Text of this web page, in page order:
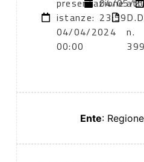
presentazione
istanze:
04/04/2024
00:00
04/05/
23:59
n.
399
Ente: